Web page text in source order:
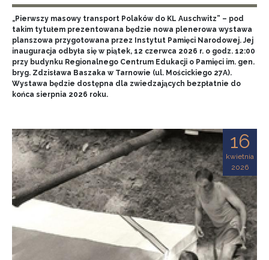
„Pierwszy masowy transport Polaków do KL Auschwitz” – pod
takim tytułem prezentowana będzie nowa plenerowa wystawa
planszowa przygotowana przez Instytut Pamięci Narodowej. Jej
inauguracja odbyła się w piątek, 12 czerwca 2026 r. o godz. 12:00
przy budynku Regionalnego Centrum Edukacji o Pamięci im. gen.
bryg. Zdzisława Baszaka w Tarnowie (ul. Mościckiego 27A).
Wystawa będzie dostępna dla zwiedzających bezpłatnie do
końca sierpnia 2026 roku.
16
kwietnia
2026